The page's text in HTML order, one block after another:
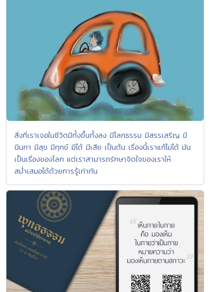
สิ่งที่เราเจอในชีวิตมีทั้งขึ้นทั้งลง มีโลกธรรม มีสรรเสริญ มี
นินทา มีสุข มีทุกข์ มีได้ มีเสีย เป็นต้น เรื่องนี้เราแก้ไม่ได้ มัน
เป็นเรื่องของโลก แต่เราสามารถรักษาจิตใจของเราให้
สม่ำเสมอได้ด้วยการรู้เท่าทัน